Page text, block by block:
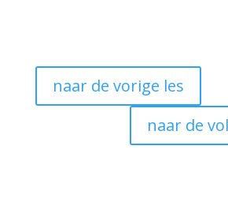
naar de vorige les
naar de